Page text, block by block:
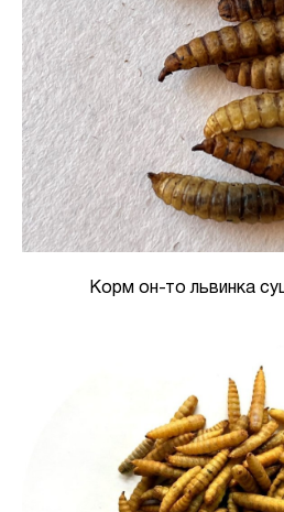
Корм он-то львинка